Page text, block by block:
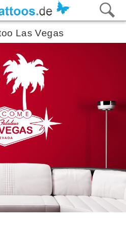
Las Vegas